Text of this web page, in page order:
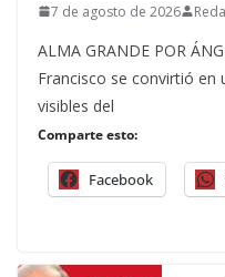
7 de agosto de 2026
ALMA GRANDE POR
Francisco se convirtió
visibles del
Comparte esto:
Facebook